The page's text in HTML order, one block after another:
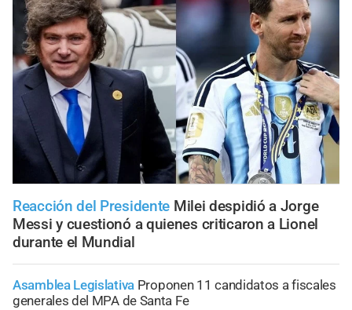
Reacción del Presidente Milei despidió a Jorge
Messi y cuestionó a quienes criticaron a Lionel
durante el Mundial
Asamblea Legislativa Proponen 11 candidatos a fiscales
generales del MPA de Santa Fe